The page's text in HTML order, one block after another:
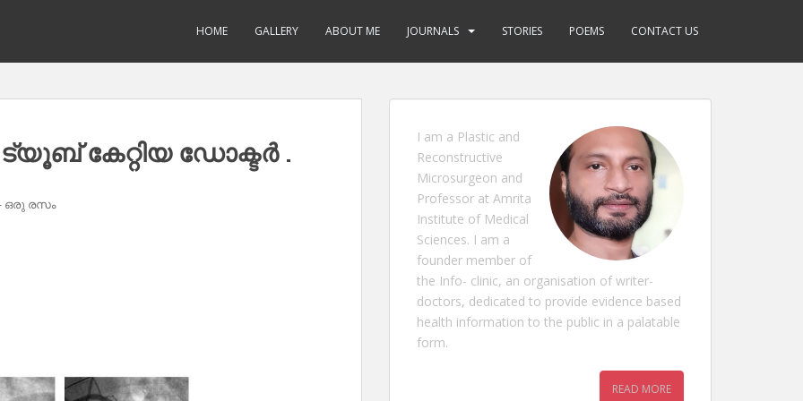
HOME GALLERY ABOUT ME JOURNALS STORIES POEMS CONTACT US
കേറ്റിയ ഡോക്ടർ .
ഒരു രസം
I am a Plastic and
Reconstructive
Microsurgeon and
Professor at Amrita
Institute of Medical
Sciences. I am a
founder member of
the Info- clinic, an organisation of writer-
doctors, dedicated to provide evidence based
health information to the public in a palatable
form.
READ MORE